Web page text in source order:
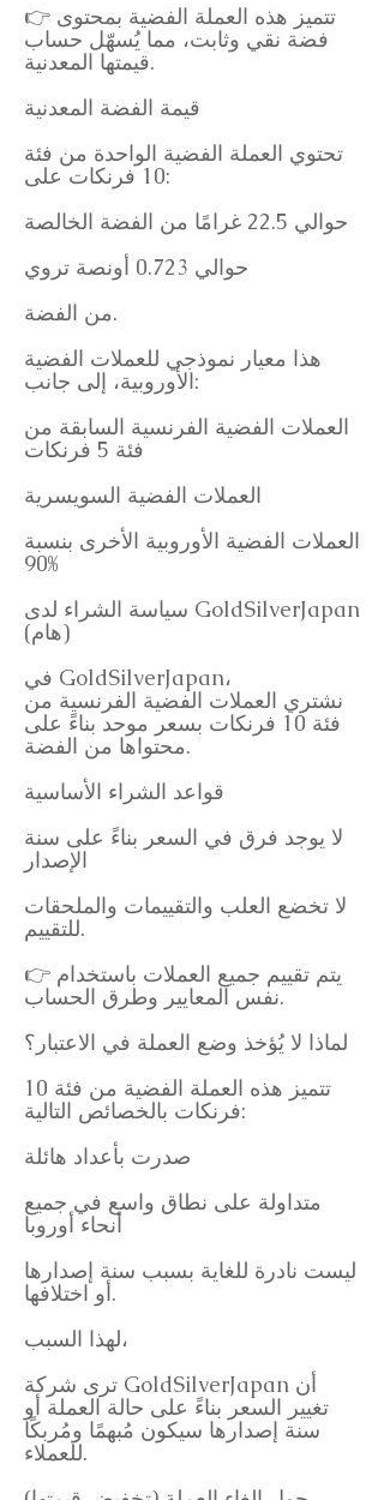
👉 تتميز هذه العملة الفضية بمحتوى
فضة نقي وثابت، مما يُسهّل حساب
قيمتها المعدنية.
قيمة الفضة المعدنية
تحتوي العملة الفضية الواحدة من فئة
10 فرنكات على:
حوالي 22.5 غرامًا من الفضة الخالصة
حوالي 0.723 أونصة تروي
من الفضة.
هذا معيار نموذجي للعملات الفضية
الأوروبية، إلى جانب:
العملات الفضية الفرنسية السابقة من
فئة 5 فرنكات
العملات الفضية السويسرية
العملات الفضية الأوروبية الأخرى بنسبة
90%
سياسة الشراء لدى GoldSilverJapan
(هام)
في GoldSilverJapan،
نشتري العملات الفضية الفرنسية من
فئة 10 فرنكات بسعر موحد بناءً على
محتواها من الفضة.
قواعد الشراء الأساسية
لا يوجد فرق في السعر بناءً على سنة
الإصدار
لا تخضع العلب والتقييمات والملحقات
للتقييم.
👉 يتم تقييم جميع العملات باستخدام
نفس المعايير وطرق الحساب.
لماذا لا يُؤخذ وضع العملة في الاعتبار؟
تتميز هذه العملة الفضية من فئة 10
فرنكات بالخصائص التالية:
صدرت بأعداد هائلة
متداولة على نطاق واسع في جميع
أنحاء أوروبا
ليست نادرة للغاية بسبب سنة إصدارها
أو اختلافها.
لهذا السبب،
ترى شركة GoldSilverJapan أن
تغيير السعر بناءً على حالة العملة أو
سنة إصدارها سيكون مُبهمًا ومُربكًا
للعملاء.